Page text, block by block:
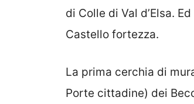
di Colle di Val d’Elsa.
Castello fortezza.
La prima cerchia di
Porte cittadine) dei